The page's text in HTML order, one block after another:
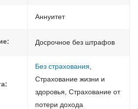
Aннуитет
Досрочное без штрафов
Без страхования
Страхование жизни и
здоровья, Страхование от
потери дохода